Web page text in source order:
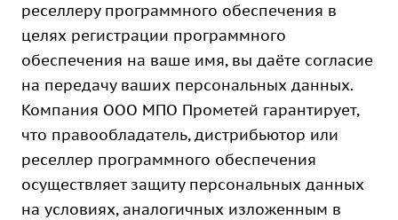
реселлеру программного обеспечения в
целях регистрации программного
обеспечения на ваше имя, вы даёте согласие
на передачу ваших персональных данных.
Компания ООО МПО Прометей гарантирует,
что правообладатель, дистрибьютор или
реселлер программного обеспечения
осуществляет защиту персональных данных
на условиях, аналогичных изложенным в